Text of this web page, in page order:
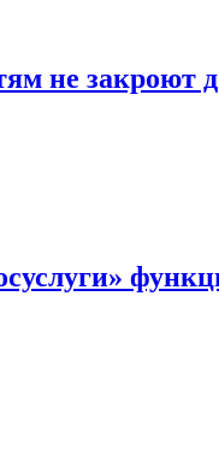
не закроют